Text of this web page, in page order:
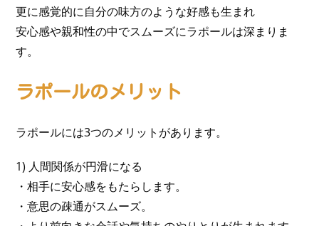
更に感覚的に自分の味方のような好感も生まれ
安心感や親和性の中でスムーズにラポールは深まりま
す。
ラポールのメリット
ラポールには3つのメリットがあります。
1) 人間関係が円滑になる
・相手に安心感をもたらします。
・意思の疎通がスムーズ。